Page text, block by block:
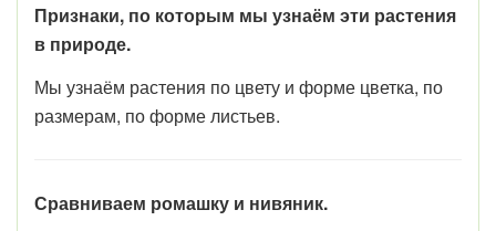
Признаки, по которым мы узнаём эти растения
в природе.
Мы узнаём растения по цвету и форме цветка, по
размерам, по форме листьев.
Сравниваем ромашку и нивяник.